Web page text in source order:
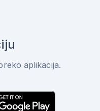
aplikacija.